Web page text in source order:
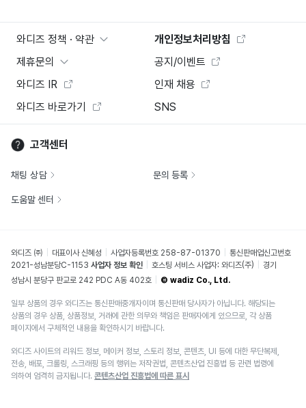
와디즈 정책 · 약관
개인정보처리방침
제휴문의
공지/이벤트
와디즈 IR
인재 채용
와디즈 바로가기
SNS
고객센터
채팅 상담 문의 등록
도움말 센터
와디즈 ㈜ 대표이사 신혜성 사업자등록번호 258-87-01370
통신판매업신고번호
2021-성남분당C-1153 사업자 정보 확인 호스팅 서비스 사업자: 와디즈(주)
경기
성남시 분당구 판교로 242 PDC A동 402호
© wadiz Co., Ltd.
일부 상품의 경우 와디즈는 통신판매중개자이며 통신판매 당사자가 아닙니다. 해당되는
상품의 경우 상품, 상품정보, 거래에 관한 의무와 책임은 판매자에게 있으므로, 각 상품
페이지에서 구체적인 내용을 확인하시기 바랍니다.
와디즈 사이트의 리워드 정보, 메이커 정보, 스토리 정보, 콘텐츠, UI 등에 대한 무단복제,
전송, 배포, 크롤링, 스크래핑 등의 행위는 저작권법, 콘텐츠산업 진흥법 등 관련 법령에
의하여 엄격히 금지됩니다. 콘텐츠산업 진흥법에 따른 표시